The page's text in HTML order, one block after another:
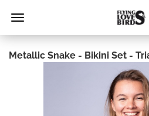
Metallic Snake - Bikini Set -